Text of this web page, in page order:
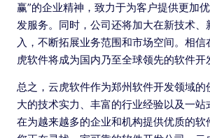
赢”的企业精神，致力于为客户提供更加
发服务。同时，公司还将加大在新技术、
入，不断拓展业务范围和市场空间。相信
虎软件将成为国内乃至全球领先的软件开
总之，云虎软件作为郑州软件开发领域的
大的技术实力、丰富的行业经验以及一站
在为越来越多的企业和机构提供优质的软